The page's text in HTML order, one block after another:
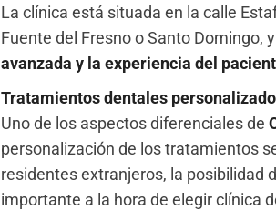
La clínica está situada en la calle
Fuente del Fresno o Santo Domingo,
avanzada y la experiencia del
Tratamientos dentales
Uno de los aspectos diferenciales de
personalización de los tratamientos
residentes extranjeros, la posibilidad
importante a la hora de elegir clínica